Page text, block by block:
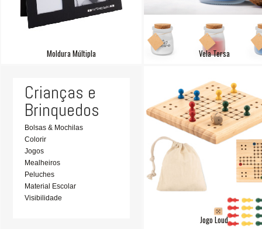
Moldura Múltipla Vela Tersa
Crianças e
Brinquedos
Bolsas & Mochilas
Colorir
Jogos
Mealheiros
Peluches
Material Escolar
Visibilidade
Jogo Loud